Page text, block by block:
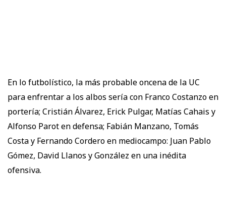
En lo futbolístico, la más probable oncena de la UC
para enfrentar a los albos sería con Franco Costanzo en
portería; Cristián Álvarez, Erick Pulgar, Matías Cahais y
Alfonso Parot en defensa; Fabián Manzano, Tomás
Costa y Fernando Cordero en mediocampo: Juan Pablo
Gómez, David Llanos y González en una inédita
ofensiva.